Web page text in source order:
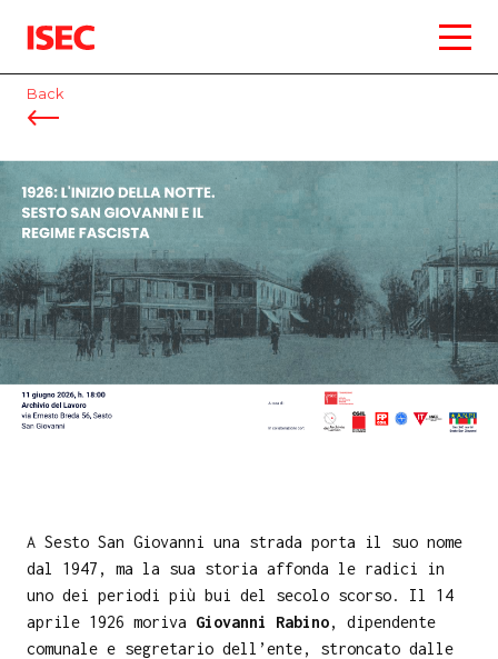
ISEC
Back
A Sesto San Giovanni una strada porta il suo nome
dal 1947, ma la sua storia affonda le radici in
uno dei periodi più bui del secolo scorso. Il 14
aprile 1926 moriva Giovanni Rabino, dipendente
comunale e segretario dell’ente, stroncato dalle